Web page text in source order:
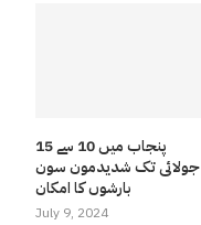
پنجاب میں 10 سے 15
جولائی تک شدیدمون سون
بارشوں کا امکان
July 9, 2024